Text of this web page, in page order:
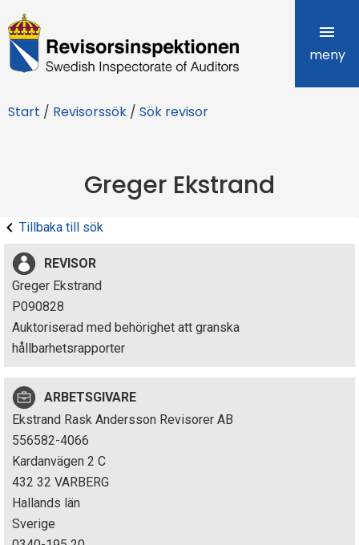
R
e
i
r
s
i
n
s
p
e
k
t
i
meny
Start / Revisorssök / Sök revisor
Greger Ekstrand
Tillbaka till sök
REVISOR
Greger Ekstrand
P090828
Auktoriserad med behörighet att granska
hållbarhetsrapporter
ARBETSGIVARE
Ekstrand Rask Andersson Revisorer AB
556582-4066
Kardanvägen 2 C
432 32 VARBERG
Hallands län
Sverige